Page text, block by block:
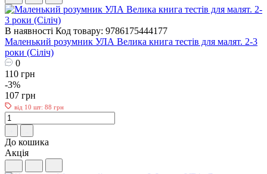
В наявності Код товару: 9786175444177
Маленький розумник УЛА Велика книга тестів для малят. 2-3
роки (Сіліч)
0
110 грн
-3%
107 грн
від 10 шт: 88 грн
До кошика
Акція